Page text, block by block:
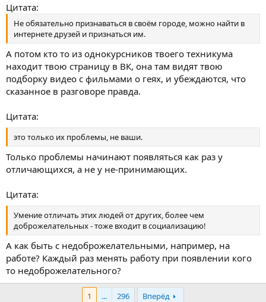
Цитата:
Не обязательно признаваться в своём городе, можно найти в
интернете друзей и признаться им.
А потом кто то из однокурсников твоего техникума
находит твою страницу в ВК, она там видят твою
подборку видео с фильмами о геях, и убеждаются, что
сказанное в разговоре правда.
Цитата:
это только их проблемы, не ваши.
Только проблемы начинают появляться как раз у
отличающихся, а не у не-принимающих.
Цитата:
Умение отличать этих людей от других, более чем
доброжелательных - тоже входит в социализацию!
А как быть с недоброжелательными, например, на
работе? Каждый раз менять работу при появлении кого
то недоброжелательного?
1 ... 296
Вперёд